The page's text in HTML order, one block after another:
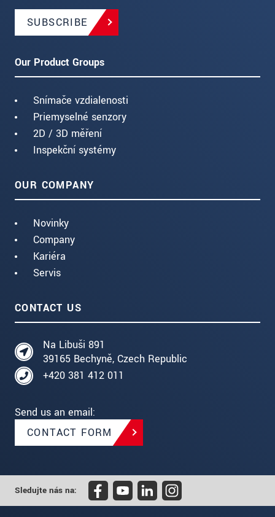
SUBSCRIBE
Our Product Groups
Snímače vzdialenosti
Priemyselné senzory
2D / 3D měření
Inspekční systémy
OUR COMPANY
Novinky
Company
Kariéra
Servis
CONTACT US
Na Libuši 891
39165 Bechyně, Czech Republic
+420 381 412 011
Send us an email:
CONTACT FORM
Sledujte nás na: